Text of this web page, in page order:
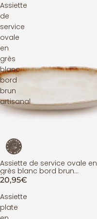
Assiette
de
service
ovale
en
grès
blanc
bord
brun
artisanal
Assiette de service ovale en
grès blanc bord brun
artisanal
20,95€
Assiette
plate